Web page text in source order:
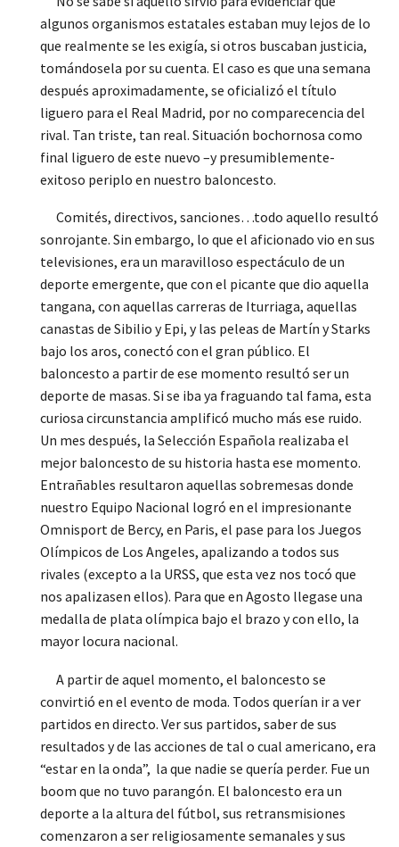
algunos organismos estatales estaban muy lejos de lo
que realmente se les exigía, si otros buscaban justicia,
tomándosela por su cuenta. El caso es que una semana
después aproximadamente, se oficializó el título
liguero para el Real Madrid, por no comparecencia del
rival. Tan triste, tan real. Situación bochornosa como
final liguero de este nuevo –y presumiblemente-
exitoso periplo en nuestro baloncesto.
Comités, directivos, sanciones…todo aquello resultó
sonrojante. Sin embargo, lo que el aficionado vio en sus
televisiones, era un maravilloso espectáculo de un
deporte emergente, que con el picante que dio aquella
tangana, con aquellas carreras de Iturriaga, aquellas
canastas de Sibilio y Epi, y las peleas de Martín y Starks
bajo los aros, conectó con el gran público. El
baloncesto a partir de ese momento resultó ser un
deporte de masas. Si se iba ya fraguando tal fama, esta
curiosa circunstancia amplificó mucho más ese ruido.
Un mes después, la Selección Española realizaba el
mejor baloncesto de su historia hasta ese momento.
Entrañables resultaron aquellas sobremesas donde
nuestro Equipo Nacional logró en el impresionante
Omnisport de Bercy, en Paris, el pase para los Juegos
Olímpicos de Los Angeles, apalizando a todos sus
rivales (excepto a la URSS, que esta vez nos tocó que
nos apalizasen ellos). Para que en Agosto llegase una
medalla de plata olímpica bajo el brazo y con ello, la
mayor locura nacional.
A partir de aquel momento, el baloncesto se
convirtió en el evento de moda. Todos querían ir a ver
partidos en directo. Ver sus partidos, saber de sus
resultados y de las acciones de tal o cual americano, era
“estar en la onda”, la que nadie se quería perder. Fue un
boom que no tuvo parangón. El baloncesto era un
deporte a la altura del fútbol, sus retransmisiones
comenzaron a ser religiosamente semanales y sus